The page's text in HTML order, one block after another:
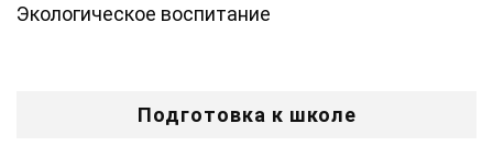
Экологическое воспитание
Подготовка к школе